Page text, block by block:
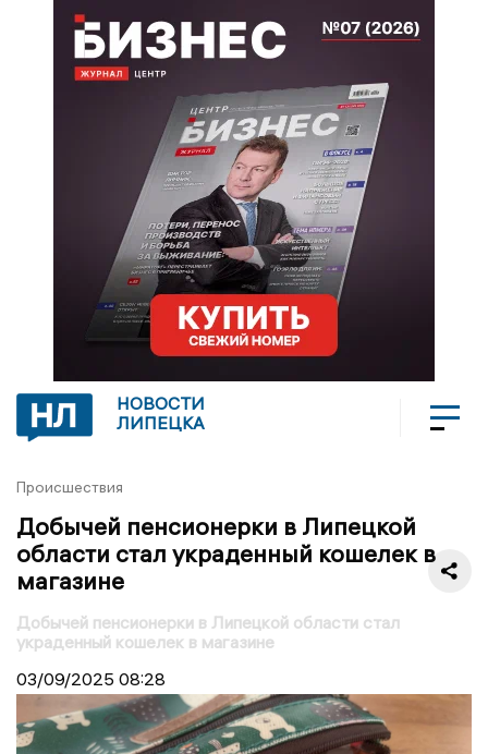
НОВОСТИ
ЛИПЕЦКА
Происшествия
Добычей пенсионерки в Липецкой
области стал украденный кошелек в
магазине
Добычей пенсионерки в Липецкой области стал
украденный кошелек в магазине
03/09/2025 08:28